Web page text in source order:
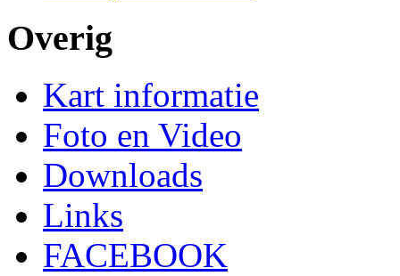
Overig
Kart informatie
Foto en Video
Downloads
Links
FACEBOOK